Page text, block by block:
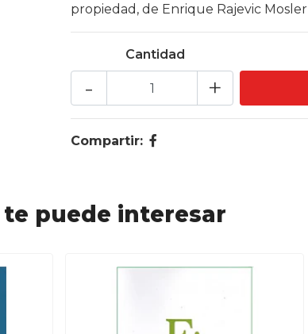
propiedad, de Enrique Rajevic Mosler
Cantidad
+
-
Compartir:
puede interesar